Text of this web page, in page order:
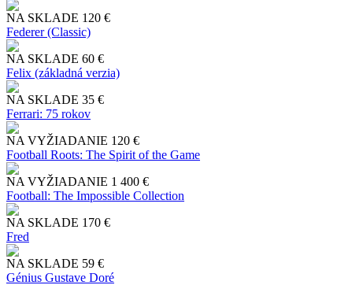
NA SKLADE 120 €
Federer (Classic)
NA SKLADE 60 €
Felix (základná verzia)
NA SKLADE 35 €
Ferrari: 75 rokov
NA VYŽIADANIE 120 €
Football Roots: The Spirit of the Game
NA VYŽIADANIE 1 400 €
Football: The Impossible Collection
NA SKLADE 170 €
Fred
NA SKLADE 59 €
Génius Gustave Doré